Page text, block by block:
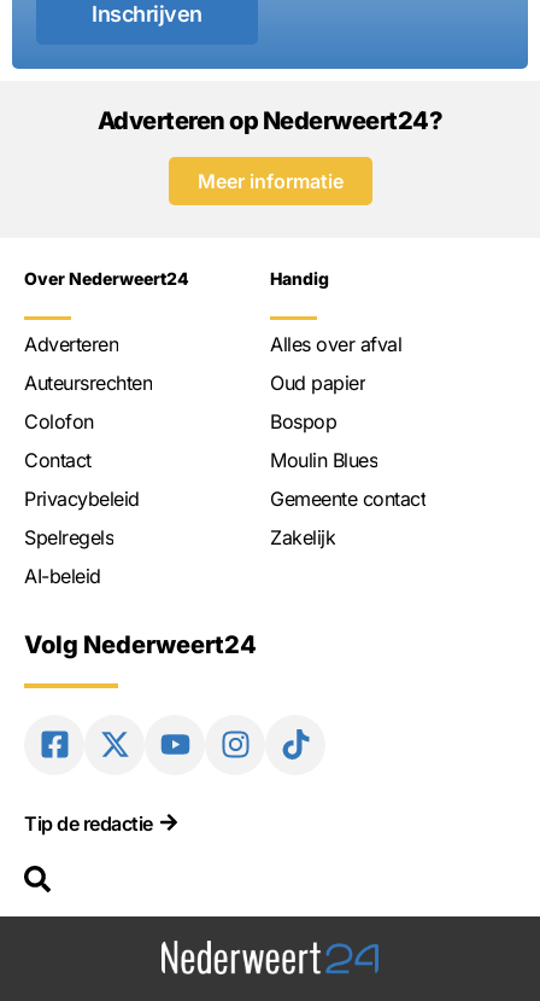
Inschrijven
Adverteren op Nederweert24?
Meer informatie
Over Nederweert24
Adverteren
Auteursrechten
Colofon
Contact
Privacybeleid
Spelregels
AI-beleid
Handig
Alles over afval
Oud papier
Bospop
Moulin Blues
Gemeente contact
Zakelijk
Volg Nederweert24
Tip de redactie